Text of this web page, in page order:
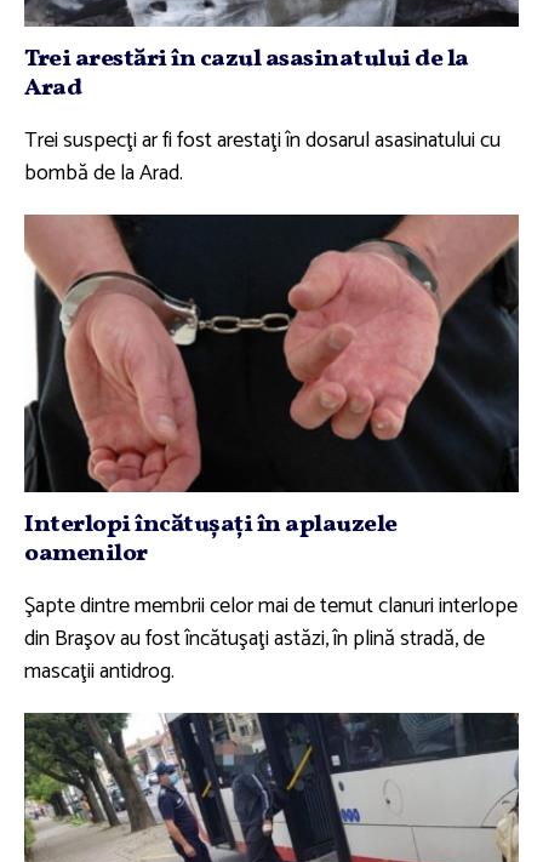
Trei arestări în cazul asasinatului de la
Arad
Trei suspecţi ar fi fost arestaţi în dosarul asasinatului cu
bombă de la Arad.
Interlopi încătuşaţi în aplauzele
oamenilor
Şapte dintre membrii celor mai de temut clanuri interlope
din Braşov au fost încătuşaţi astăzi, în plină stradă, de
mascaţii antidrog.